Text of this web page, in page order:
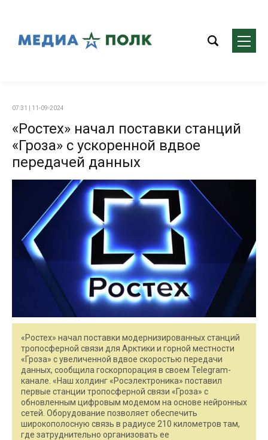
07:31 | 11-09-2024
«Ростех» начал поставки станций
«Гроза» с ускоренной вдвое
передачей данных
«Ростех» начал поставки модернизированных станций
тропосферной связи для Арктики и горной местности
«Гроза» с увеличенной вдвое скоростью передачи
данных, сообщила госкорпорация в своем Telegram-
канале. «Наш холдинг «Росэлектроника» поставил
первые станции тропосферной связи «Гроза» с
обновленным цифровым модемом на основе нейронных
сетей. Оборудование позволяет обеспечить
широкополосную связь в радиусе 210 километров там,
где затруднительно организовать ее